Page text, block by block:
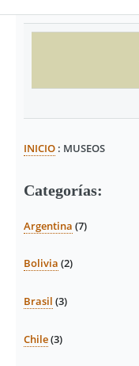
INICIO : MUSEOS
Categorías:
Argentina (7)
Bolivia (2)
Brasil (3)
Chile(3)